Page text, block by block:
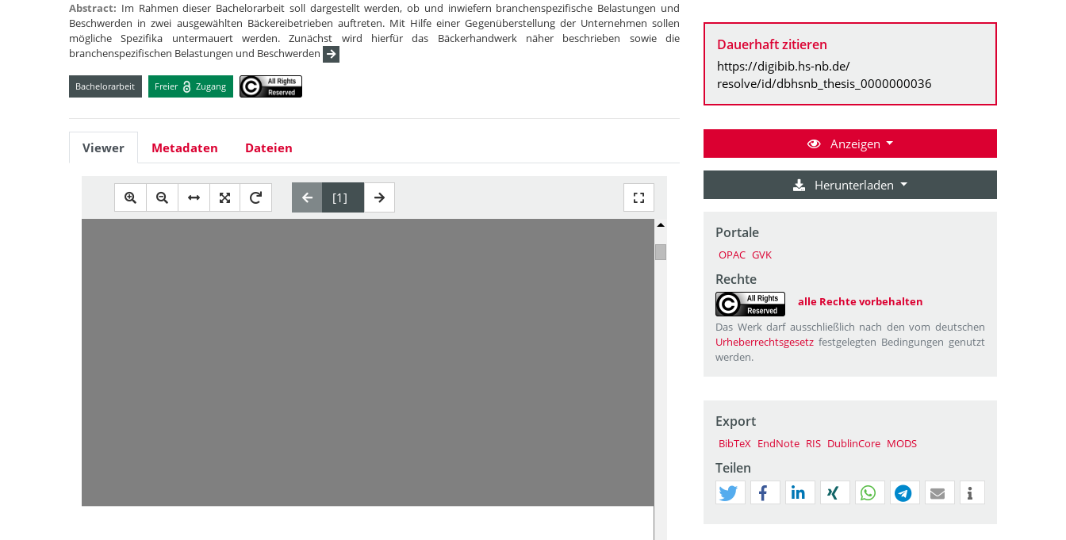
Abstract: Im Rahmen dieser Bachelorarbeit soll dargestellt werden, ob und inwiefern branchenspezifische Belastungen und
Beschwerden in zwei ausgewählten Bäckereibetrieben auftreten. Mit Hilfe einer Gegenüberstellung der Unternehmen sollen
mögliche Spezifika untermauert werden. Zunächst wird hierfür das Bäckerhandwerk näher beschrieben sowie die
branchenspezifischen Belastungen und Beschwerden
Bachelorarbeit Freier Zugang
Viewer Metadaten Dateien
Dauerhaft zitieren
https://digibib.hs-nb.de/
resolve/id/dbhsnb_thesis_0000000036
Anzeigen
Herunterladen
Portale
OPAC GVK
Rechte
alle Rechte vorbehalten
Das Werk darf ausschließlich nach den vom deutschen
Urheberrechtsgesetz festgelegten Bedingungen genutzt
werden.
Export
BibTeX EndNote RIS DublinCore MODS
Teilen